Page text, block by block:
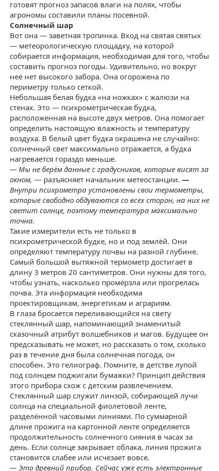
готовят прогноз запасов влаги на полях, чтобы
агрономы составили планы посевной.
Солнечный шар
Вот она — заветная тропинка. Вход на святая святых
— метеорологическую площадку, на которой
собирается информация, необходимая для того, чтобы
составить прогноз погоды. Удивительно, но вокруг
неё нет высокого забора. Она огорожена по
периметру только сеткой.
Небольшая белая будка «на ножках» с жалюзи на
стенах. Это — психрометрическая будка,
расположенная на высоте двух метров. Она помогает
определить настоящую влажность и температуру
воздуха. В белый цвет будка окрашена не случайно:
солнечный свет максимально отражается, а будка
нагревается гораздо меньше.
— Мы не берём данные с градусников, которые висят за
окном, — разъясняет начальник метеостанции. —
Внутри психрометра установлены свои термометры,
которые свободно обдуваются со всех сторон, на них не
светит солнце, поэтому температура максимально
точна.
Такие измерители есть не только в
психрометрической будке, но и под землёй. Они
определяют температуру почвы на разной глубине.
Самый большой вытяжной термометр достигает в
длину 3 метров 20 сантиметров. Они нужны для того,
чтобы узнать, насколько промёрзла или прогрелась
почва. Эта информация необходима
проектировщикам, энергетикам и аграриям.
В глаза бросается переливающийся на свету
стеклянный шар, напоминающий знаменитый
сказочный атрибут волшебников и магов. Будущее он
предсказывать не может, но рассказать о том, сколько
раз в течение дня была солнечная погода, он
способен. Это гелиограф. Помните, в детстве лупой
под солнцем поджигали бумажки? Принцип действия
этого прибора схож с детским развлечением.
Стеклянный шар служит линзой, собирающей лучи
солнца на специальной фиолетовой ленте,
разделённой часовыми линиями. По суммарной
длине прожига на картонной ленте определяется
продолжительность солнечного сияния в часах за
день. Если солнце закрывает облака, линия прожига
становится слабее или исчезает вовсе.
— Это древний прибор. Сейчас уже есть электронные